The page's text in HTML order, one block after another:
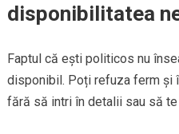
disponibilitatea
Faptul că ești politicos nu
disponibil. Poți refuza ferm și
fără să intri în detalii sau să